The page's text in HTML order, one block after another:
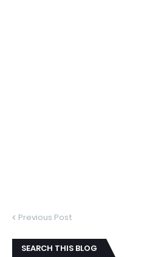
Previous Post
SEARCH THIS BLOG